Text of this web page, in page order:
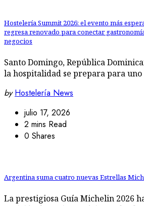
Hostelería Summit 2026: el evento más
regresa renovado para conectar
negocios
Santo Domingo, República
la hospitalidad se prepara para uno
by Hostelería News
julio 17, 2026
2 mins Read
0 Shares
Argentina suma cuatro nuevas Estrellas
La prestigiosa Guía Michelin 2026